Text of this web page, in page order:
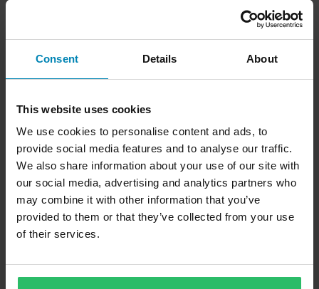
Consent Details About
This website uses cookies
We use cookies to personalise content and ads, to
provide social media features and to analyse our traffic.
We also share information about your use of our site with
our social media, advertising and analytics partners who
may combine it with other information that you’ve
provided to them or that they’ve collected from your use
of their services.